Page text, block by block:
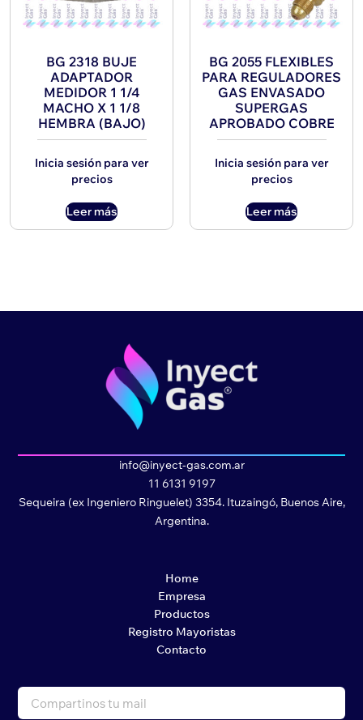
BG 2318 BUJE
ADAPTADOR
MEDIDOR 1 1/4
MACHO X 1 1/8
HEMBRA (BAJO)
Inicia sesión para ver
precios
Leer más
BG 2055 FLEXIBLES
PARA REGULADORES
GAS ENVASADO
SUPERGAS
APROBADO COBRE
Inicia sesión para ver
precios
Leer más
info@inyect-gas.com.ar
11 6131 9197
Sequeira (ex Ingeniero Ringuelet) 3354. Ituzaingó, Buenos Aire,
Argentina.
Home
Empresa
Productos
Registro Mayoristas
Contacto